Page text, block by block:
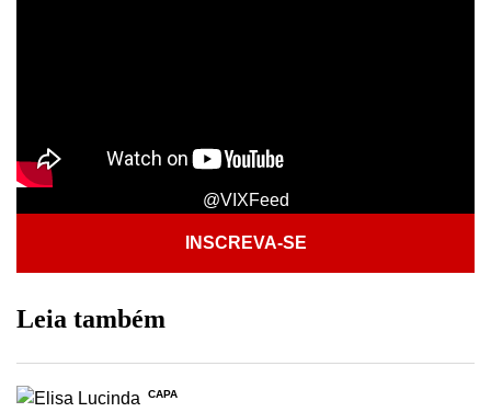
@VIXFeed
INSCREVA-SE
Leia também
CAPA